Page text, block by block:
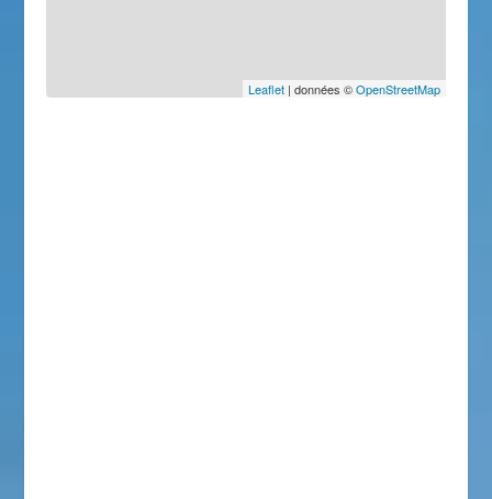
Leaflet| données ©OpenStreetMap